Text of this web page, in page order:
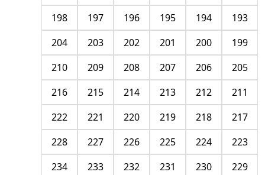
193
194
195
196
197
198
199
200
201
202
203
204
205
206
207
208
209
210
211
212
213
214
215
216
217
218
219
220
221
222
223
224
225
226
227
228
229
230
231
232
233
234